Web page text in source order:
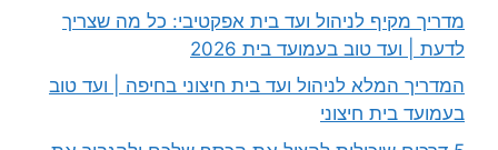
מדריך מקיף לניהול ועד בית אפקטיבי: כל מה שצריך
לדעת | ועד טוב בעמועד בית 2026
המדריך המלא לניהול ועד בית חיצוני בחיפה | ועד טוב
בעמועד בית חיצוני